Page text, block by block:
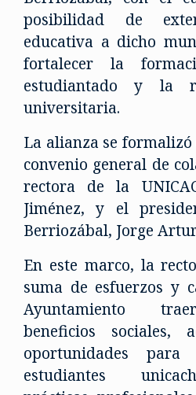
posibilidad de
educativa a dicho
fortalecer la
estudiantado y la
universitaria.
La alianza se
convenio general de
rectora de la
Jiménez, y el
Berriozábal, Jorge
En este marco, la
suma de esfuerzos y
Ayuntamiento
beneficios sociales,
oportunidades
estudiantes